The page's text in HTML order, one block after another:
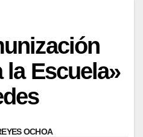
la Escuela»
OCHOA